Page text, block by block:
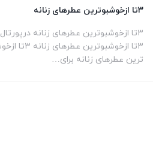
۳تا ازخوشبوترین عطرهای زنانه
۳تا ازخوشبوترین عطرهای زنانه درپورتال
۳تا
ترین عطرهای زنانه برای…